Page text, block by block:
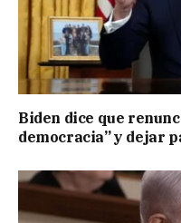
Biden dice que
democracia” y dejar